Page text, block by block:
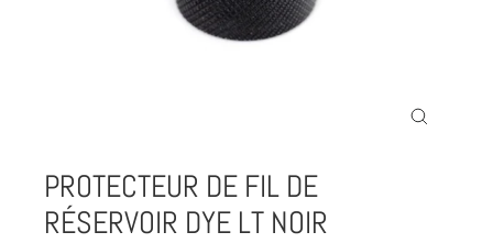
PROTECTEUR DE FIL DE
RÉSERVOIR DYE LT NOIR